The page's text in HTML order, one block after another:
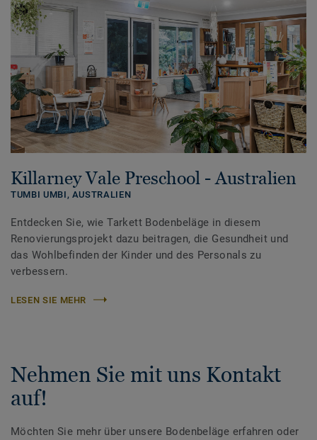
Killarney Vale Preschool - Australien
TUMBI UMBI, AUSTRALIEN
Entdecken Sie, wie Tarkett Bodenbeläge in diesem
Renovierungsprojekt dazu beitragen, die Gesundheit und
das Wohlbefinden der Kinder und des Personals zu
verbessern.
LESEN SIE MEHR
Nehmen Sie mit uns Kontakt
auf!
Möchten Sie mehr über unsere Bodenbeläge erfahren oder